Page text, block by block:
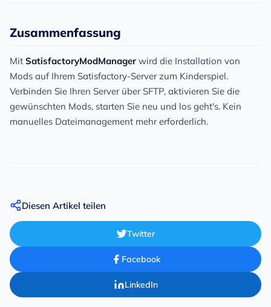
Zusammenfassung
Mit SatisfactoryModManager wird die Installation von
Mods auf Ihrem Satisfactory-Server zum Kinderspiel.
Verbinden Sie Ihren Server über SFTP, aktivieren Sie die
gewünschten Mods, starten Sie neu und los geht's. Kein
manuelles Dateimanagement mehr erforderlich.
Diesen Artikel teilen
Twitter
Facebook
LinkedIn